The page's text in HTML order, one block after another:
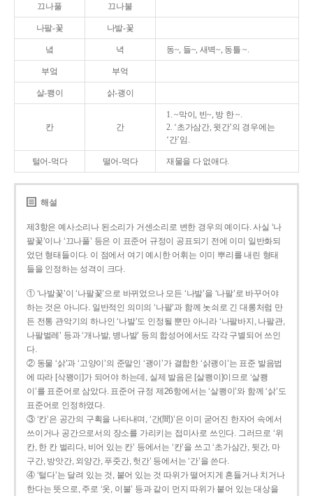
끄나풀 끄나불
나팔-꽃 나발-꽃
녘 녁 동~, 들~, 새벽~, 동틀 ~.
부엌 부억
살-쾡이 삵-괭이
칸 간
1. ~막이, 빈~, 방 한 ~.
2. ‘초가삼간, 윗간’의 경우에는
‘간’임.
털어-먹다 떨어-먹다 재물을 다 없애다.
해설
제3항은 예사소리나 된소리가 거센소리로 변한 경우의 예이다. 사실 ‘나
팔꽃’이나 ‘끄나풀’ 등은 이 표준어 규정이 공표되기 전에 이미 일반화되
었던 형태들이다. 이 점에서 여기 예시한 어휘는 이미 뿌리를 내린 형태
들을 인정하는 성격이 크다.
① ‘나발꽃’이 ‘나팔꽃’으로 바뀌었으나 모든 ‘나발’을 ‘나팔’로 바꾸어야
하는 것은 아니다. 일반적인 의미의 ‘나팔’과 함께 놋쇠로 긴 대롱처럼 만
든 전통 관악기의 하나인 ‘나발’도 인정될 뿐만 아니라 ‘나팔바지, 나팔관,
나팔벌레’ 등과 ‘개나발, 병나발’ 등의 합성어에서도 각각 구별되어 쓰인
다.
② 동물 ‘삵’과 ‘고양이’의 준말인 ‘괭이’가 결합한 ‘삵괭이’는 표준 발음법
에 따라 [삭꽹이]가 되어야 하는데, 실제 발음은 [살쾡이]이므로 ‘살쾡
이’를 표준어로 삼았다. 표준어 규정 제26항에서는 ‘살쾡이’와 함께 ‘삵’도
표준어로 인정하였다.
③ ‘칸’은 공간의 구획을 나타내며, ‘간(間)’은 이미 굳어진 한자어 속에서
쓰이거나 공간으로서의 장소를 가리키는 접미사로 쓰인다. 그러므로 ‘위
칸, 한 칸 벌리다, 비어 있는 칸’ 등에서는 ‘칸’을 쓰고 ‘초가삼간, 뒷간, 마
구간, 방앗간, 외양간, 푸줏간, 헛간’ 등에서는 ‘간’을 쓴다.
④ ‘털다’는 달려 있는 것, 붙어 있는 것 따위가 떨어지게 흔들거나 치거나
한다는 뜻으로, 주로 ‘옷, 이불’ 등과 같이 먼지 따위가 붙어 있는 대상을